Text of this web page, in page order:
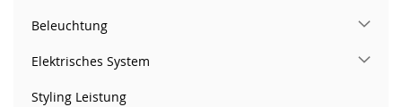
Beleuchtung
Elektrisches System
Styling Leistung